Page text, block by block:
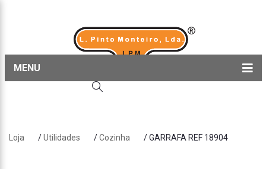
MENU
Sobre nós
Loja /Utilidades /Cozinha / GARRAFA REF 18904